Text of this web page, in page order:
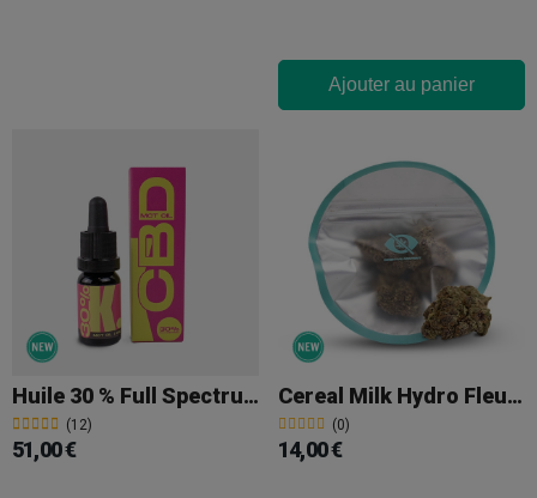
Ajouter au panier
Huile 30 % Full Spectrum MCT KEMA
(12)
51,00 €
Cereal Milk Hydro Fleurs De CBD KEMA
(0)
14,00 €